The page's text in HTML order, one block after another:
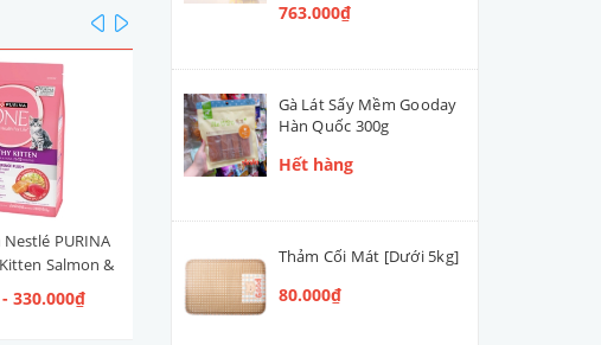
PURINA
Salmon &
& Cá Ngừ]
330.000₫
ONE Healthy Kitten [Vị Gà]
109.000₫ - 300.000₫
Ruột Cún Mèo
prev 763.000₫
Gà Lát Sấy Mềm Gooday
Hàn Quốc 300g
Hết hàng
Thảm Cối Mát [Dưới 5kg]
80.000₫